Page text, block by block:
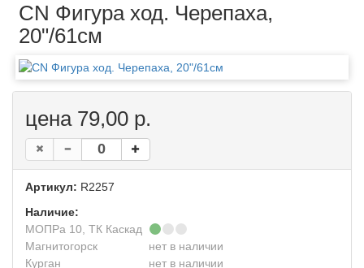
CN Фигура ход. Черепаха,
20"/61см
цена 79,00 р.
Артикул: R2257
Наличие:
МОПРа 10, ТК Каскад
Магнитогорск
нет в наличии
Курган
нет в наличии